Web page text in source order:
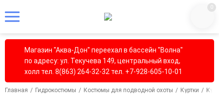
0
Магазин "Аква-Дон" переехал в бассейн "Волна"
по адресу: ул. Текучева 149, центральный вход,
холл тел. 8(863) 264-32-32 тел. +7-928-605-10-01
Главная / Гидрокостюмы / Костюмы для подводной охоты / Куртки /